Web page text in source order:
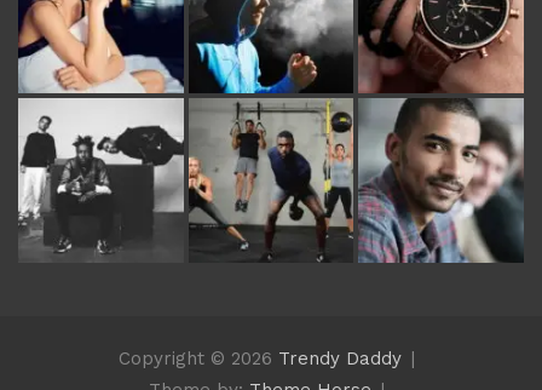
Copyright © 2026 Trendy Daddy